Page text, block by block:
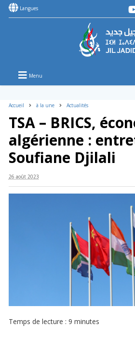
Langues
Menu
Accueil à la une Actualités
TSA – BRICS,
algérienne :
Soufiane Djilali
26 août 2023
Temps de lecture : 9 minutes